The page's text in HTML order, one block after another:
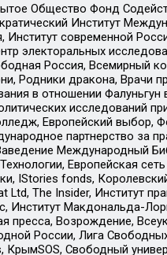
Общество Фонд
Институт
современной
электоральных
Россия, Всемирный
дракона, Врачи
в отношении
исследований
Европейский
партнерство за
Международный
Европейская
IStories fonds,
The Insider, Институт
Институт Макдональда-
Возрождение,
России, Лига
Свободный